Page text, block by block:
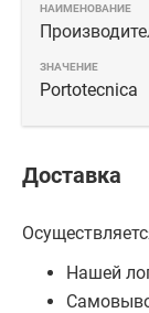
Portotecnica
Доставка
Нашей